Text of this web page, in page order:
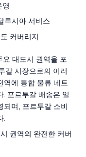
영
루시아 서비스
커버리지
대도시 권역을 포
갈 시장으로의 이러
역에 통합 물류 네트
포르투갈 배송은 일
되며, 포르투갈 소비
.
권역의 완전한 커버